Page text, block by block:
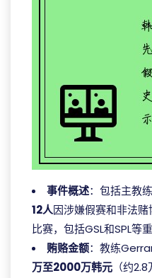
事件概述：包括主教
12人因涉嫌假赛和非法
比赛，包括GSL和SPL等
贿赂金额：教练
万至2000万韩元 （约